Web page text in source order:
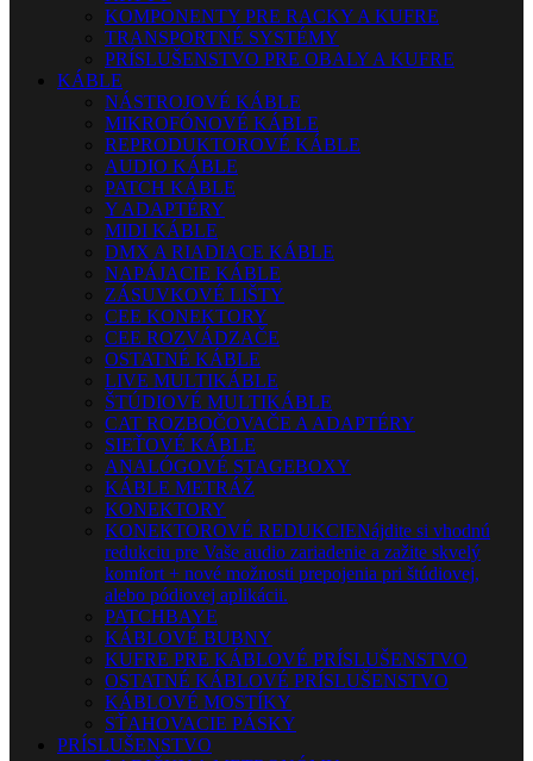
KOMPONENTY PRE RACKY A KUFRE
TRANSPORTNÉ SYSTÉMY
PRÍSLUŠENSTVO PRE OBALY A KUFRE
KÁBLE
NÁSTROJOVÉ KÁBLE
MIKROFÓNOVÉ KÁBLE
REPRODUKTOROVÉ KÁBLE
AUDIO KÁBLE
PATCH KÁBLE
Y ADAPTÉRY
MIDI KÁBLE
DMX A RIADIACE KÁBLE
NAPÁJACIE KÁBLE
ZÁSUVKOVÉ LIŠTY
CEE KONEKTORY
CEE ROZVÁDZAČE
OSTATNÉ KÁBLE
LIVE MULTIKÁBLE
ŠTÚDIOVÉ MULTIKÁBLE
CAT ROZBOČOVAČE A ADAPTÉRY
SIEŤOVÉ KÁBLE
ANALÓGOVÉ STAGEBOXY
KÁBLE METRÁŽ
KONEKTORY
KONEKTOROVÉ REDUKCIENájdite si vhodnú
redukciu pre Vaše audio zariadenie a zažite skvelý
komfort + nové možnosti prepojenia pri štúdiovej,
alebo pódiovej aplikácii.
PATCHBAYE
KÁBLOVÉ BUBNY
KUFRE PRE KÁBLOVÉ PRÍSLUŠENSTVO
OSTATNÉ KÁBLOVÉ PRÍSLUŠENSTVO
KÁBLOVÉ MOSTÍKY
SŤAHOVACIE PÁSKY
PRÍSLUŠENSTVO